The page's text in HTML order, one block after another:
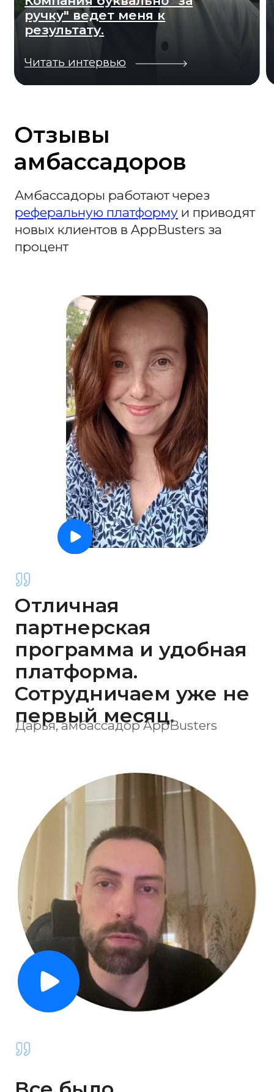
Отличная
партнерская
платформа.
Сотрудничаем уже не
первый месяц.
Дарья, амбассадор AppBusters
Все было
максимально
прозрачно и
оперативно.
новый источник
дохода.
Валентин, амбассадор AppBusters
Мы свяжемся с вами
Просто заполните форму и мы
свяжемся с вами самостоятельно
Имя
Телефон